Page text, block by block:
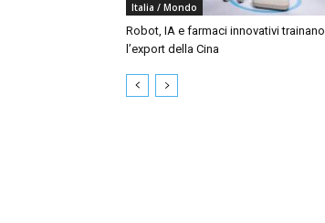
Italia / Mondo
Robot, IA e farmaci innovativi trainano
l’export della Cina